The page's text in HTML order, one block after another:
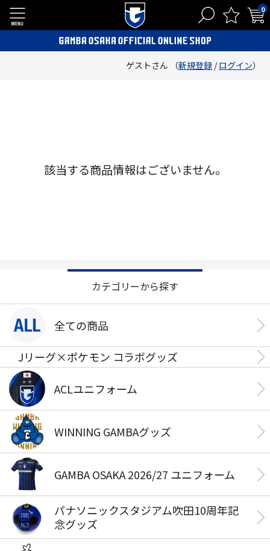
0
ゲストさん （新規登録 /ログイン）
該当する商品情報はございません。
カテゴリーから探す
全ての商品
Jリーグ×ポケモン コラボグッズ
ACLユニフォーム
WINNING GAMBAグッズ
GAMBA OSAKA 2026/27 ユニフォーム
パナソニックスタジアム吹田10周年記
念グッズ